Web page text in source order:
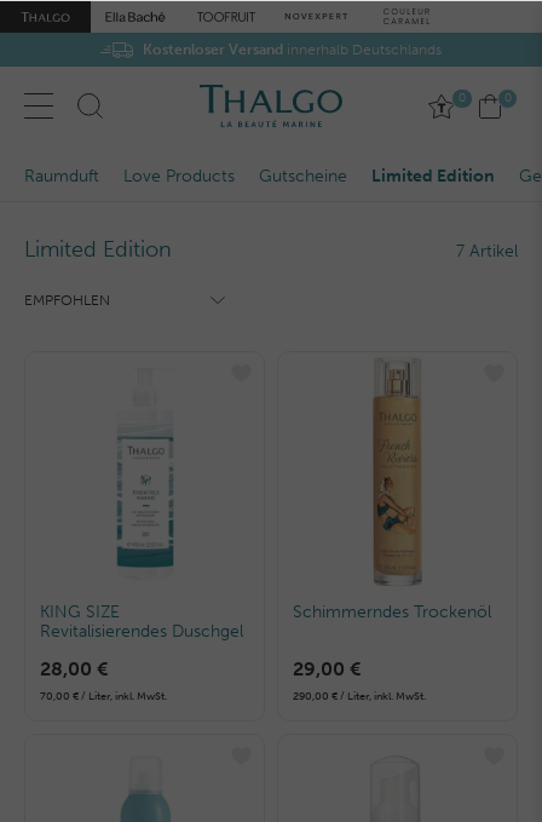
Kostenloser Versand innerhalb Deutschlands
0 0
Love Products Gutscheine Limited Edition
Raumduft
Limited Edition 7 Artikel
KING SIZE
Revitalisierendes Duschgel
28,00 €
70,00 € / Liter, inkl. MwSt.
Schimmerndes Trockenöl
29,00 €
290,00 € / Liter, inkl. MwSt.